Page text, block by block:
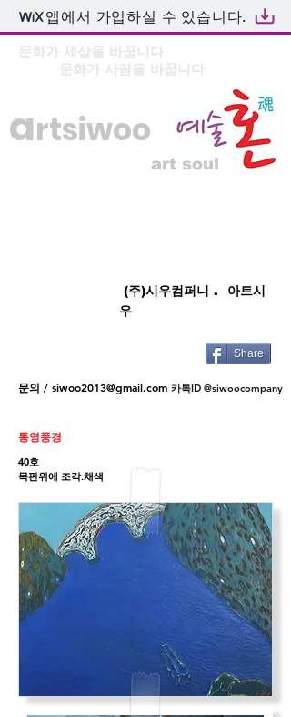
앱에서 가입하실 수 있습니다.
문화가 세상을 바꿉니다
문화가 사람을 바꿉니다
artsiwoo
art soul
(주)시우컴퍼니 . 아트시
우
Share
문의 / siwoo2013@gmail.com 카톡ID @siwoocompany
통영풍경
40호
목판위에 조각.채색